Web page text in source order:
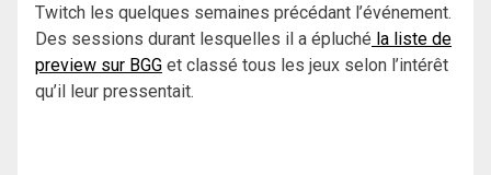
Twitch les quelques semaines précédant l’événement.
Des sessions durant lesquelles il a épluché la liste de
preview sur BGG et classé tous les jeux selon l’intérêt
qu’il leur pressentait.